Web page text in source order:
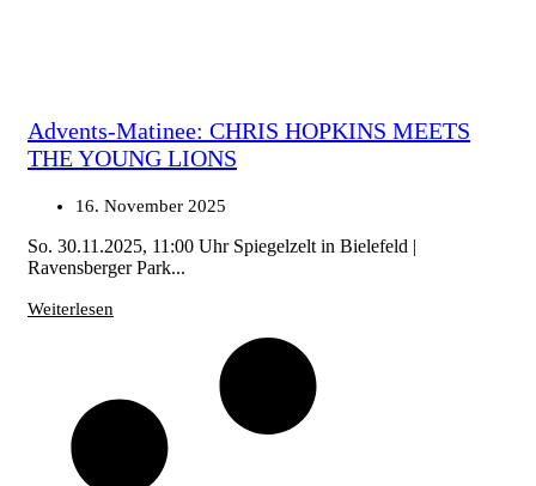
Advents-Matinee: CHRIS HOPKINS MEETS
THE YOUNG LIONS
16. November 2025
So. 30.11.2025, 11:00 Uhr Spiegelzelt in Bielefeld |
Ravensberger Park...
Weiterlesen